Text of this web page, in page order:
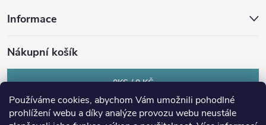
Používáme cookies, abychom Vám umožnili pohodlné
prohlížení webu a díky analýze provozu webu neustále
Informace
Nákupní košík
0KS /0 KČ